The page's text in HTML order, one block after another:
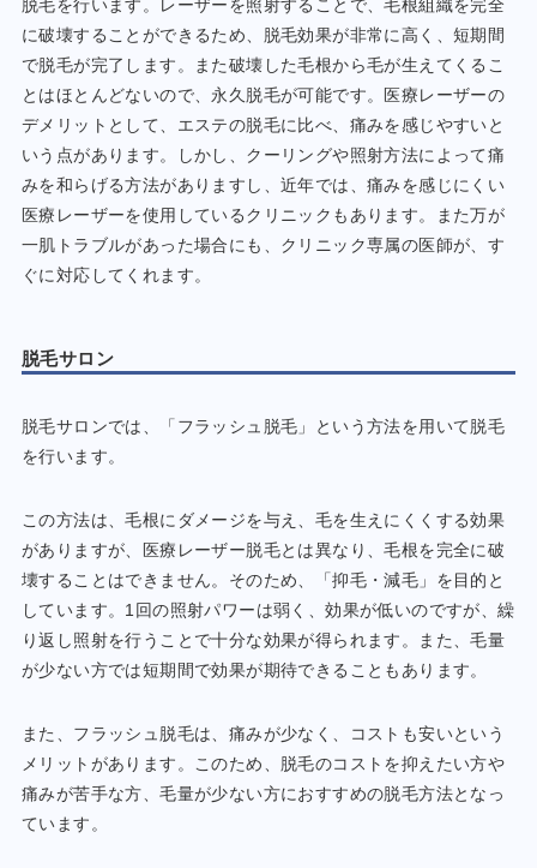
脱毛を行います。レーザーを照射することで、毛根組織を完全
に破壊することができるため、脱毛効果が非常に高く、短期間
で脱毛が完了します。また破壊した毛根から毛が生えてくるこ
とはほとんどないので、永久脱毛が可能です。医療レーザーの
デメリットとして、エステの脱毛に比べ、痛みを感じやすいと
いう点があります。しかし、クーリングや照射方法によって痛
みを和らげる方法がありますし、近年では、痛みを感じにくい
医療レーザーを使用しているクリニックもあります。また万が
一肌トラブルがあった場合にも、クリニック専属の医師が、す
ぐに対応してくれます。
脱毛サロン
脱毛サロンでは、「フラッシュ脱毛」という方法を用いて脱毛
を行います。
この方法は、毛根にダメージを与え、毛を生えにくくする効果
がありますが、医療レーザー脱毛とは異なり、毛根を完全に破
壊することはできません。そのため、「抑毛・減毛」を目的と
しています。1回の照射パワーは弱く、効果が低いのですが、繰
り返し照射を行うことで十分な効果が得られます。また、毛量
が少ない方では短期間で効果が期待できることもあります。
また、フラッシュ脱毛は、痛みが少なく、コストも安いという
メリットがあります。このため、脱毛のコストを抑えたい方や
痛みが苦手な方、毛量が少ない方におすすめの脱毛方法となっ
ています。